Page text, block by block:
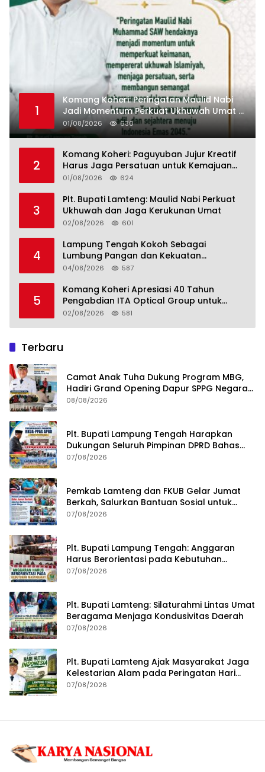
1
Komang Koheri: Peringatan Maulid Nabi
Jadi Momentum Perkuat Ukhuwah Umat di
Lampung Tengah
01/08/2026 630
2
Komang Koheri: Paguyuban Jujur Kreatif
Harus Jaga Persatuan untuk Kemajuan
Lampung Tengah
01/08/2026 624
3
Plt. Bupati Lamteng: Maulid Nabi Perkuat
Ukhuwah dan Jaga Kerukunan Umat
02/08/2026 601
4
Lampung Tengah Kokoh Sebagai
Lumbung Pangan dan Kekuatan
Perkebunan Lampung, Komang Koheri:
Menuju Indonesia Emas 2045
04/08/2026 587
5
Komang Koheri Apresiasi 40 Tahun
Pengabdian ITA Optical Group untuk
Kesehatan Mata Masyarakat Lamteng
02/08/2026 581
Terbaru
Camat Anak Tuha Dukung Program MBG,
Hadiri Grand Opening Dapur SPPG Negara
Aji Tua Lampung Tengah
08/08/2026
Plt. Bupati Lampung Tengah Harapkan
Dukungan Seluruh Pimpinan DPRD Bahas
RKUA-PPAS APBD Tahun 2027
07/08/2026
Pemkab Lamteng dan FKUB Gelar Jumat
Berkah, Salurkan Bantuan Sosial untuk
Warga
07/08/2026
Plt. Bupati Lampung Tengah: Anggaran
Harus Berorientasi pada Kebutuhan
Masyarakat
07/08/2026
Plt. Bupati Lamteng: Silaturahmi Lintas Umat
Beragama Menjaga Kondusivitas Daerah
07/08/2026
Plt. Bupati Lamteng Ajak Masyarakat Jaga
Kelestarian Alam pada Peringatan Hari
Hutan Indonesia 2026
07/08/2026